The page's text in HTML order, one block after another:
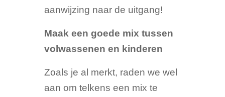
aanwijzing naar de uitgang!
Maak een goede mix tussen
volwassenen en kinderen
Zoals je al merkt, raden we wel
aan om telkens een mix te